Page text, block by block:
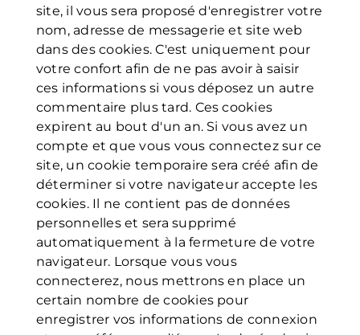
site, il vous sera proposé d'enregistrer votre
nom, adresse de messagerie et site web
dans des cookies. C'est uniquement pour
votre confort afin de ne pas avoir à saisir
ces informations si vous déposez un autre
commentaire plus tard. Ces cookies
expirent au bout d'un an. Si vous avez un
compte et que vous vous connectez sur ce
site, un cookie temporaire sera créé afin de
déterminer si votre navigateur accepte les
cookies. Il ne contient pas de données
personnelles et sera supprimé
automatiquement à la fermeture de votre
navigateur. Lorsque vous vous
connecterez, nous mettrons en place un
certain nombre de cookies pour
enregistrer vos informations de connexion